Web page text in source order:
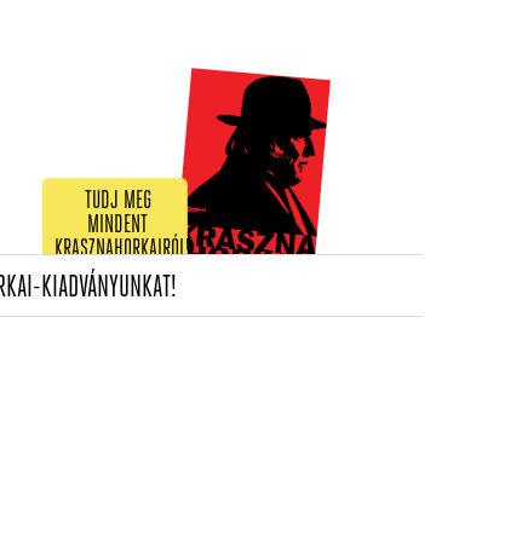
TUDJ MEG
MINDENT
KRASZNAHORKAIRÓL!
KIADVÁNYUNKAT!(CURRENT)